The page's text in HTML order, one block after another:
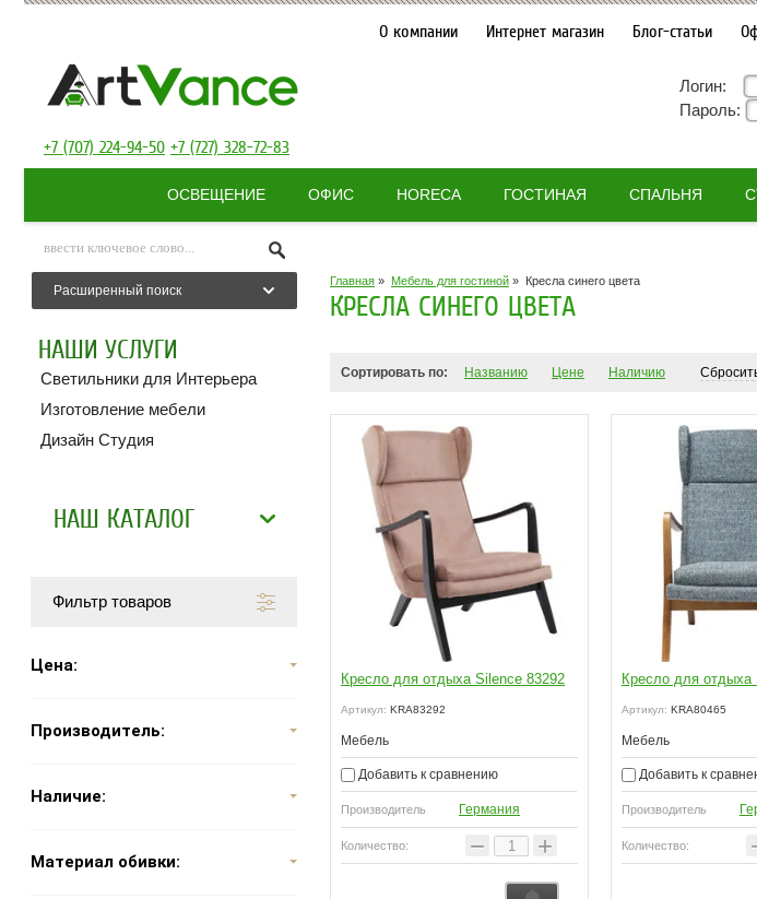
О компании Интернет магазин Блог-статьи
Логин:
Пароль:
+7 (707) 224-94-50 +7 (727) 328-72-83
ОСВЕЩЕНИЕ ОФИС HORECA ГОСТИНАЯ СПАЛЬНЯ
Расширенный поиск
НАШИ УСЛУГИ
Светильники для Интерьера
Изготовление мебели
Дизайн Студия
НАШ КАТАЛОГ
Фильтр товаров
Цена:
Производитель:
Наличие:
Материал обивки:
Главная » Мебель для гостиной » Кресла синего цвета
КРЕСЛА СИНЕГО ЦВЕТА
Сортировать по: Названию Цене Наличию
Кресло для отдыха Silence 83292
Артикул: KRA83292
Мебель
Добавить к сравнению
Производитель Германия
Количество: − +
Кресло для отдыха
Артикул: KRA80465
Мебель
Добавить к
Производитель
Количество: